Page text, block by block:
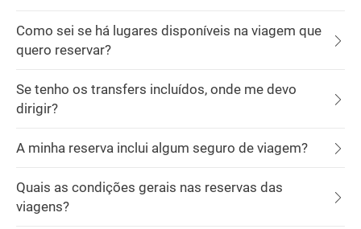
Como sei se há lugares disponíveis na viagem que
quero reservar?
Se tenho os transfers incluídos, onde me devo
dirigir?
A minha reserva inclui algum seguro de viagem?
Quais as condições gerais nas reservas das
viagens?